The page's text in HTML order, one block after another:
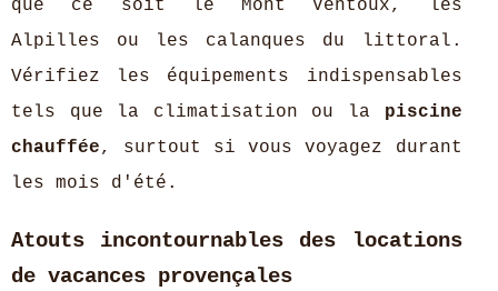
que ce soit le Mont Ventoux, les
Alpilles ou les calanques du littoral.
Vérifiez les équipements indispensables
tels que la climatisation ou la piscine
chauffée, surtout si vous voyagez durant
les mois d'été.
Atouts incontournables des locations
de vacances provençales